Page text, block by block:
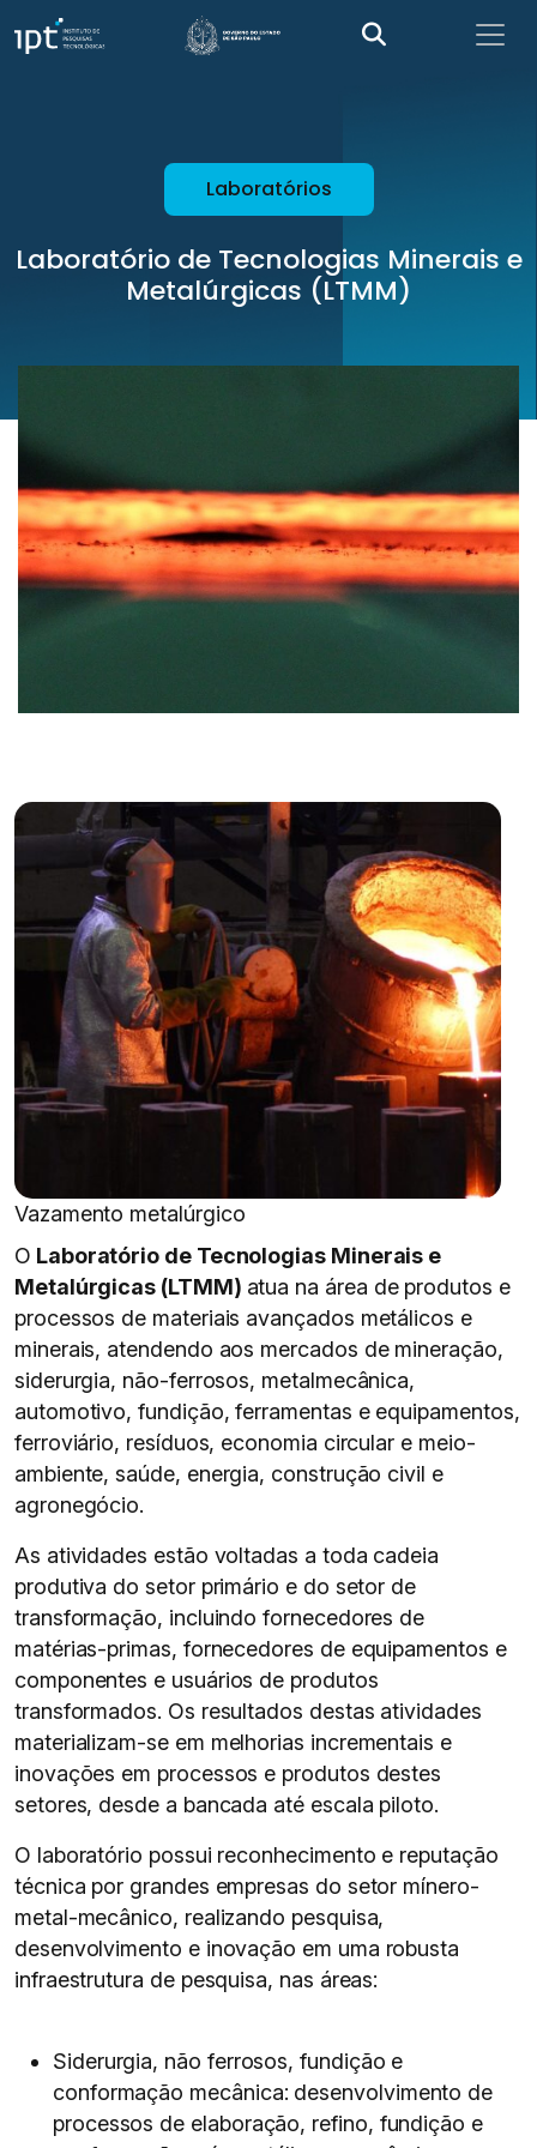
Laboratórios
Laboratório de Tecnologias Minerais e
Metalúrgicas (LTMM)
Vazamento metalúrgico
O Laboratório de Tecnologias Minerais e
Metalúrgicas (LTMM) atua na área de produtos e
processos de materiais avançados metálicos e
minerais, atendendo aos mercados de mineração,
siderurgia, não-ferrosos, metalmecânica,
automotivo, fundição, ferramentas e equipamentos,
ferroviário, resíduos, economia circular e meio-
ambiente, saúde, energia, construção civil e
agronegócio.
As atividades estão voltadas a toda cadeia
produtiva do setor primário e do setor de
transformação, incluindo fornecedores de
matérias-primas, fornecedores de equipamentos e
componentes e usuários de produtos
transformados. Os resultados destas atividades
materializam-se em melhorias incrementais e
inovações em processos e produtos destes
setores, desde a bancada até escala piloto.
O laboratório possui reconhecimento e reputação
técnica por grandes empresas do setor mínero-
metal-mecânico, realizando pesquisa,
desenvolvimento e inovação em uma robusta
infraestrutura de pesquisa, nas áreas:
Siderurgia, não ferrosos, fundição e
conformação mecânica: desenvolvimento de
processos de elaboração, refino, fundição e